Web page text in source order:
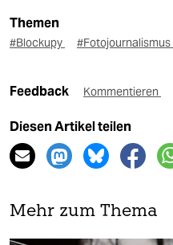
Themen
#Blockupy #Fotojournalismus
Feedback Kommentieren
Diesen Artikel teilen
Mehr zum Thema